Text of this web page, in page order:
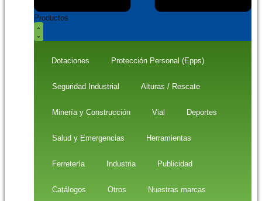
Productos
Dotaciones Protección Personal (Epps)
Seguridad Industrial Alturas / Rescate
Minería y Construcción Vial Deportes
Salud y Emergencias Herramientas
Ferretería Industria Publicidad
Catálogos Otros Nuestras marcas